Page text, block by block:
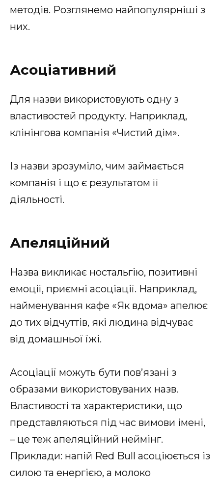
методів. Розглянемо найпопулярніші з
них.
Асоціативний
Для назви використовують одну з
властивостей продукту. Наприклад,
клінінгова компанія «Чистий дім».
Із назви зрозуміло, чим займається
компанія і що є результатом її
діяльності.
Апеляційний
Назва викликає ностальгію, позитивні
емоції, приємні асоціації. Наприклад,
найменування кафе «Як вдома» апелює
до тих відчуттів, які людина відчуває
від домашньої їжі.
Асоціації можуть бути пов’язані з
образами використовуваних назв.
Властивості та характеристики, що
представляються під час вимови імені,
– це теж апеляційний неймінг.
Приклади: напій Red Bull асоціюється із
силою та енергією, а молоко